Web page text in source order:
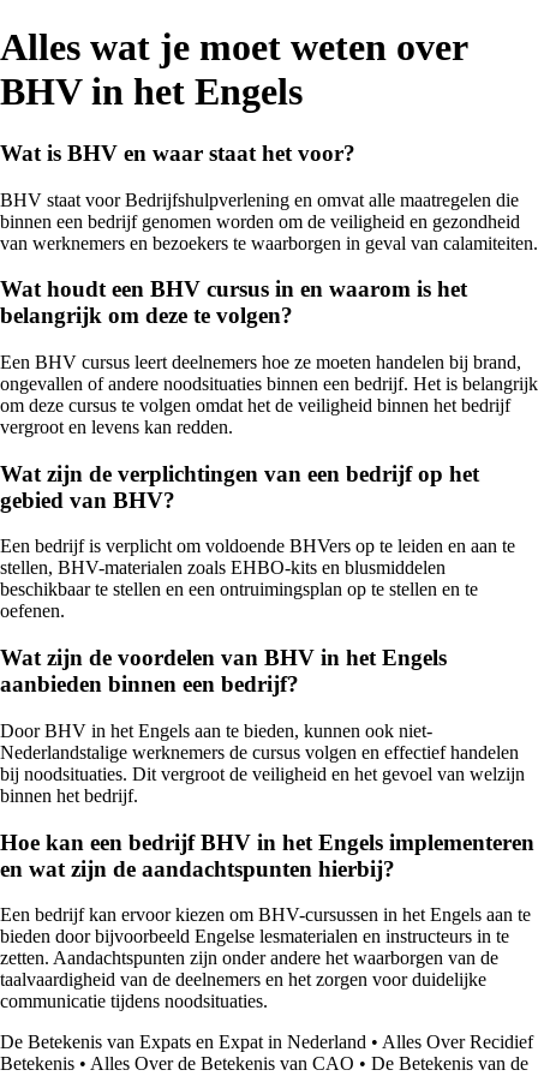
Alles wat je moet weten over
BHV in het Engels
Wat is BHV en waar staat het voor?
BHV staat voor Bedrijfshulpverlening en omvat alle maatregelen die
binnen een bedrijf genomen worden om de veiligheid en gezondheid
van werknemers en bezoekers te waarborgen in geval van calamiteiten.
Wat houdt een BHV cursus in en waarom is het
belangrijk om deze te volgen?
Een BHV cursus leert deelnemers hoe ze moeten handelen bij brand,
ongevallen of andere noodsituaties binnen een bedrijf. Het is belangrijk
om deze cursus te volgen omdat het de veiligheid binnen het bedrijf
vergroot en levens kan redden.
Wat zijn de verplichtingen van een bedrijf op het
gebied van BHV?
Een bedrijf is verplicht om voldoende BHVers op te leiden en aan te
stellen, BHV-materialen zoals EHBO-kits en blusmiddelen
beschikbaar te stellen en een ontruimingsplan op te stellen en te
oefenen.
Wat zijn de voordelen van BHV in het Engels
aanbieden binnen een bedrijf?
Door BHV in het Engels aan te bieden, kunnen ook niet-
Nederlandstalige werknemers de cursus volgen en effectief handelen
bij noodsituaties. Dit vergroot de veiligheid en het gevoel van welzijn
binnen het bedrijf.
Hoe kan een bedrijf BHV in het Engels implementeren
en wat zijn de aandachtspunten hierbij?
Een bedrijf kan ervoor kiezen om BHV-cursussen in het Engels aan te
bieden door bijvoorbeeld Engelse lesmaterialen en instructeurs in te
zetten. Aandachtspunten zijn onder andere het waarborgen van de
taalvaardigheid van de deelnemers en het zorgen voor duidelijke
communicatie tijdens noodsituaties.
De Betekenis van Expats en Expat in Nederland • Alles Over Recidief
Betekenis • Alles Over de Betekenis van CAO • De Betekenis van de